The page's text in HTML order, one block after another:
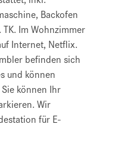
Backofen
Im Wohnzimmer
Internet, Netflix.
befinden sich
und können
können Ihr
Wir
für E-